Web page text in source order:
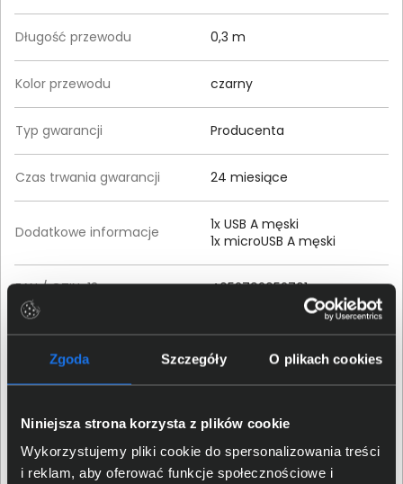
Zgoda Szczegóły O plikach cookies
Niniejsza strona korzysta z plików cookie
Wykorzystujemy pliki cookie do spersonalizowania treści
i reklam, aby oferować funkcje społecznościowe i
Długość przewodu 0,3 m
Kolor przewodu czarny
Typ gwarancji Producenta
Czas trwania gwarancji 24 miesiące
Dodatkowe informacje
1x USB A męski
1x microUSB A męski
EAN / GTIN-13 4052792052701
przepisami
Dane producenta
5, 58579 Schalksmühle;
info@2direct.de